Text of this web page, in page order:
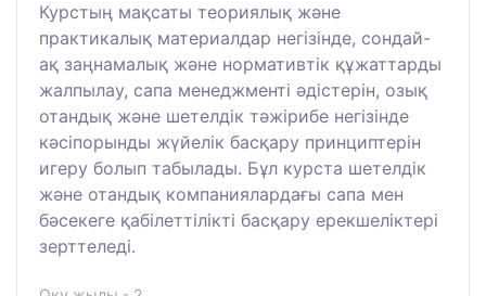
Курстың мақсаты теориялық және
практикалық материалдар негізінде, сондай-
ақ заңнамалық және нормативтік құжаттарды
жалпылау, сапа менеджменті әдістерін, озық
отандық және шетелдік тәжірибе негізінде
кәсіпорынды жүйелік басқару принциптерін
игеру болып табылады. Бұл курста шетелдік
және отандық компаниялардағы сапа мен
бәсекеге қабілеттілікті басқару ерекшеліктері
зерттеледі.